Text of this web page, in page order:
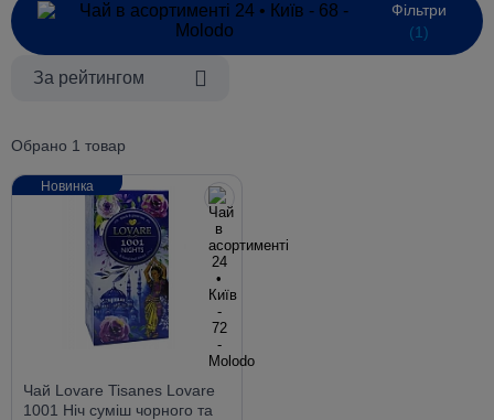
Фільтри
(1)
За рейтингом
Обрано 1 товар
Чай Lovare Tisanes Lovare
1001 Ніч суміш чорного та
Новинка